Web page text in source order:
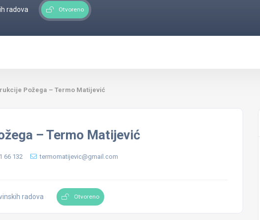
radova Otvoreno
Požega – Termo Matijević
– Termo Matijević
66 132 termomatijevic@gmail.com
radova Otvoreno